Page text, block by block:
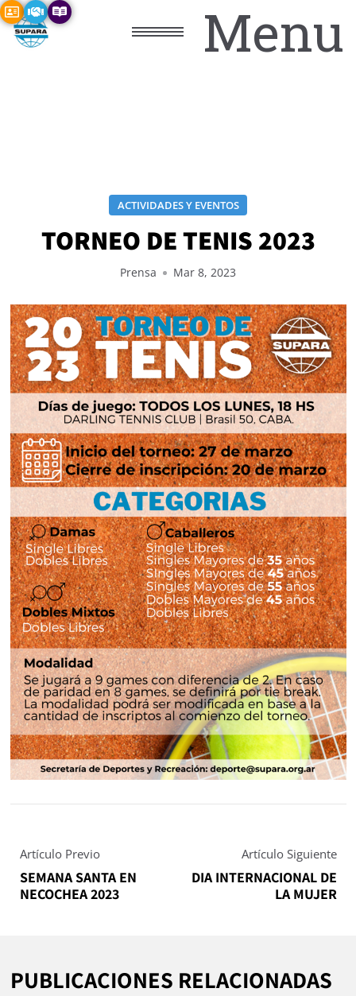
Menu
ACTIVIDADES Y EVENTOS
TORNEO DE TENIS 2023
Prensa Mar 8, 2023
Artículo Previo
SEMANA SANTA EN
NECOCHEA 2023
Artículo Siguiente
DIA INTERNACIONAL DE
LA MUJER
PUBLICACIONES RELACIONADAS